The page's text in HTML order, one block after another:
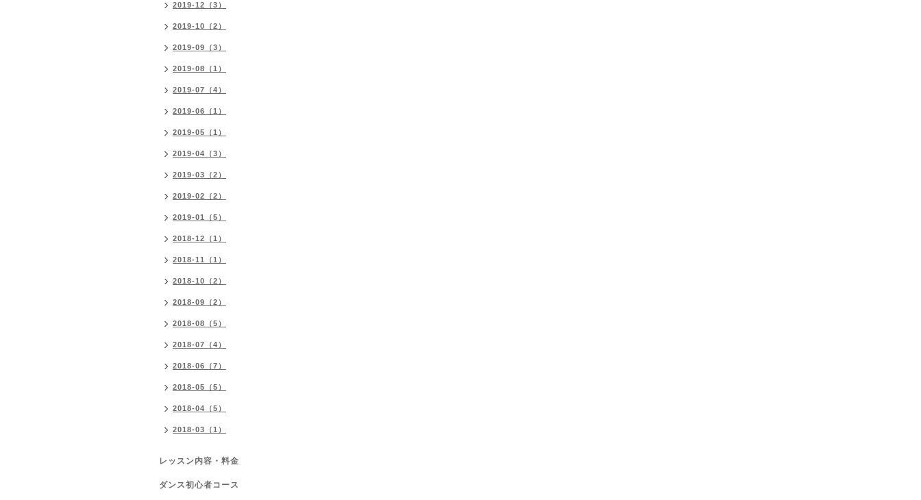
2019-12（3）
2019-10（2）
2019-09（3）
2019-08（1）
2019-07（4）
2019-06（1）
2019-05（1）
2019-04（3）
2019-03（2）
2019-02（2）
2019-01（5）
2018-12（1）
2018-11（1）
2018-10（2）
2018-09（2）
2018-08（5）
2018-07（4）
2018-06（7）
2018-05（5）
2018-04（5）
2018-03（1）
レッスン内容・料金
ダンス初心者コース